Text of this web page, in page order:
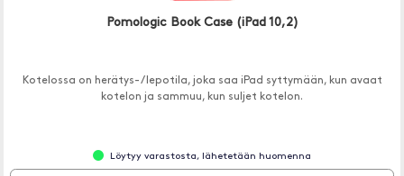
Pomologic Book Case (iPad 10,2)
Kotelossa on herätys- / lepotila, joka saa iPad syttymään, kun avaat
kotelon ja sammuu, kun suljet kotelon.
Löytyy varastosta, lähetetään huomenna